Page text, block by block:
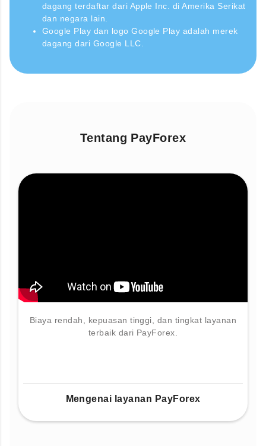
dagang terdaftar dari Apple Inc. di Amerika Serikat
dan negara lain.
Google Play dan logo Google Play adalah merek
dagang dari Google LLC.
Tentang PayForex
Biaya rendah, kepuasan tinggi, dan tingkat layanan
terbaik dari PayForex.
Mengenai layanan PayForex